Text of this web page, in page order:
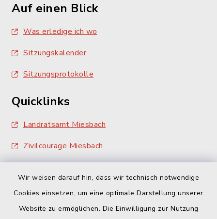
Wir weisen darauf hin, dass wir technisch notwendige
Cookies einsetzen, um eine optimale Darstellung unserer
Website zu ermöglichen. Die Einwilligung zur Nutzung
Auf einen Blick
Was erledige ich wo
Sitzungskalender
Sitzungsprotokolle
Quicklinks
Landratsamt Miesbach
Zivilcourage Miesbach